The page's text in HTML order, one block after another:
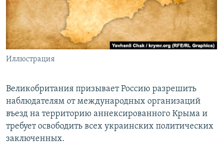
ПОБЕДИТЕЛЕЙ НЕ СУДЯТ?
КРЫМ.НЕПОКОРЕННЫЙ
ELIFBE
УКРАИНСКАЯ ПРОБЛЕМА КРЫМА
ПРИСОЕДИНЯЙТЕСЬ!
Иллюстрация
Великобритания призывает Россию разрешить
наблюдателям от международных организаций
въезд на территорию аннексированного Крыма и
требует освободить всех украинских политических
заключенных.